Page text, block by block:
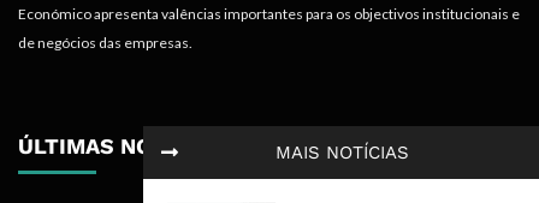
MAIS NOTÍCIAS
Económico apresenta valências importantes para os objectivos institucionais e
de negócios das empresas.
ÚLTIMAS NOTÍCIAS